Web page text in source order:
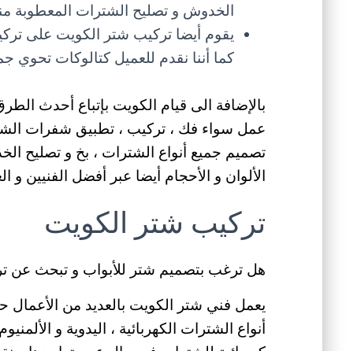
الخدوش و تصليح الشترات المعطوبة
يقوم أيضا تركيب شتر الكويت على
كما أننا نقدم للعميل كتالوكات تحوي
بالإضافة الى قيام الكويت بإتباع أحدث
عمل سواء فك ، تركيب ، تطبيق شفرات
تصميم جميع أنواع الشترات ، بخ و تصليح
الألوان و الأحجام أيضا عبر أفضل الفنيين و
تركيب شتر الكويت
هل ترغب بتصميم شتر للأبواب و تبحث عن
يعمل فني شتر الكويت بالعديد من
أنواع الشترات الكهربائية ، اليدوية و